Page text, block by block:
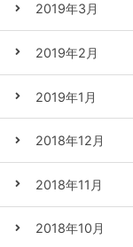
2019年3月
2019年2月
2019年1月
2018年12月
2018年11月
2018年10月